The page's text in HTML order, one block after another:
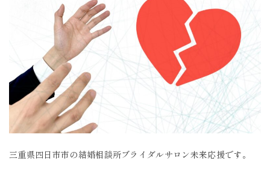
三重県四日市市の結婚相談所ブライダルサロン未来応援です。